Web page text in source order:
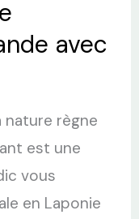
avec
nature règne
est une
vous
en Laponie